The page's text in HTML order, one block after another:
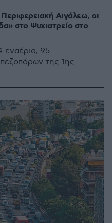
Αιγάλεω, οι
στο Ψυχιατρείο στο
εναέρια, 95
της 1ης